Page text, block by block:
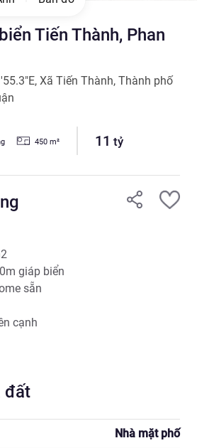
Tiến Thành, Phan
, Xã Tiến Thành, Thành phố
450m² 11 tỷ
giáp biển
sẵn
cạnh
đất
Nhà mặt phố